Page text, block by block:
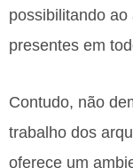
possibilitando
presentes em
Contudo, não
trabalho dos
oferece um